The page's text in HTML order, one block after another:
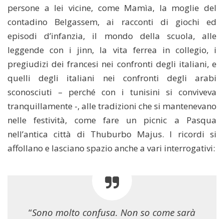
persone a lei vicine, come Mamìa, la moglie del
contadino Belgassem, ai racconti di giochi ed
episodi d’infanzia, il mondo della scuola, alle
leggende con i jinn, la vita ferrea in collegio, i
pregiudizi dei francesi nei confronti degli italiani, e
quelli degli italiani nei confronti degli arabi
sconosciuti – perché con i tunisini si conviveva
tranquillamente -, alle tradizioni che si mantenevano
nelle festività, come fare un picnic a Pasqua
nell’antica città di Thuburbo Majus. I ricordi si
affollano e lasciano spazio anche a vari interrogativi:
“Sono molto confusa. Non so come sarà